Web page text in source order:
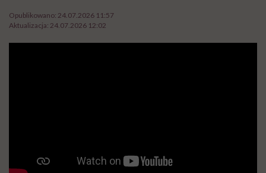
Opublikowano: 24.07.2026 11:57
Aktualizacja: 24.07.2026 12:02